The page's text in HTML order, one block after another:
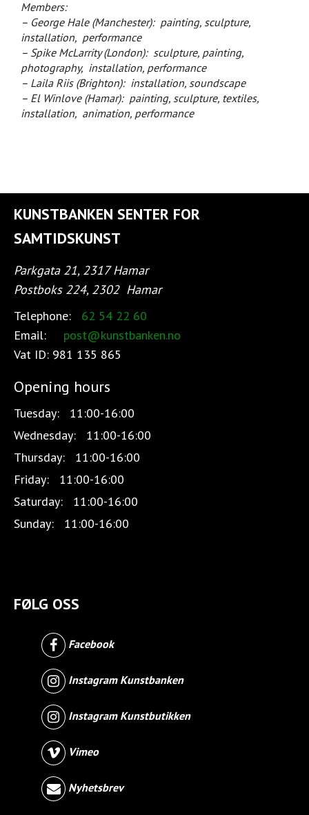
Members:
– George Hale (Manchester): painting, sculpture,
installation, performance
– Spike McLarrity (London): sculpture, painting,
photography, installation, performance
– Laila Riis (Brighton): installation, soundscape
– El Winlove (Hamar): painting, sculpture, textiles,
installation, animation, performance
KUNSTBANKEN SENTER FOR
SAMTIDSKUNST
Parkgata 21, 2317 Hamar
Postboks 224, 2302 Hamar
Telephone:
62 54 22 60
Email:
post@kunstbanken.no
Vat ID: 981 135 865
Opening hours
Tuesday:
11:00-16:00
Wednesday:
11:00-16:00
Thursday:
11:00-16:00
Friday:
11:00-16:00
Saturday:
11:00-16:00
Sunday:
11:00-16:00
FØLG OSS
Facebook
Instagram Kunstbanken
Instagram Kunstbutikken
Vimeo
Nyhetsbrev